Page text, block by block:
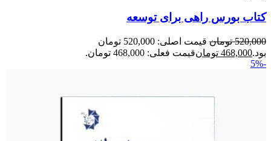
کتاب بورس راهی برای توسعه
520,000 تومان
قیمت اصلی: 520,000 تومان
بود.468,000 تومانقیمت فعلی: 468,000 تومان.
-5%